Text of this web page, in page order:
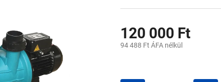
120 000 Ft
94 488 Ft ÁFA nélkül